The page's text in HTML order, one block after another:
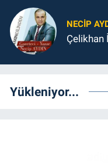
NECIP
Yükleniyor...